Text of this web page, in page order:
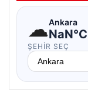
☁Ankara
NaN°C
ŞEHIR SEÇ